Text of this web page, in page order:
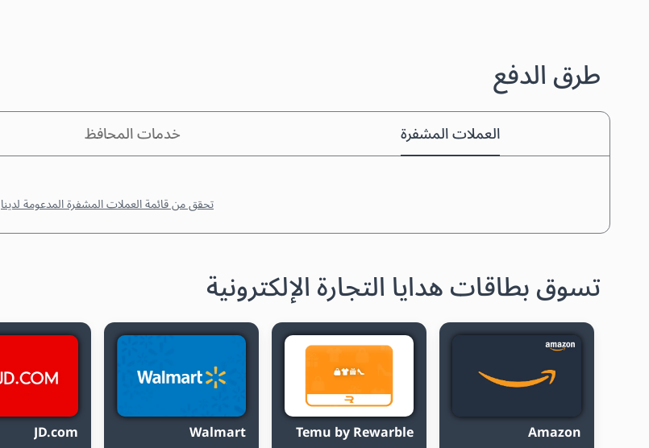
طرق الدفع
العملات المشفرة خدمات المحافظ
تحقق من قائمة العملات المشفرة المدعومة لدينا
تسوق بطاقات هدايا التجارة الإلكترونية
Amazon
Temu by Rewarble
Walmart
JD.com